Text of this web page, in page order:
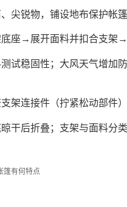
尖锐物，铺设地布保护帐
座→展开面料并扣合支架
试稳固性；大风天气增加
架连接件（拧紧松动部件
干后折叠；支架与面料分
篷有何特点